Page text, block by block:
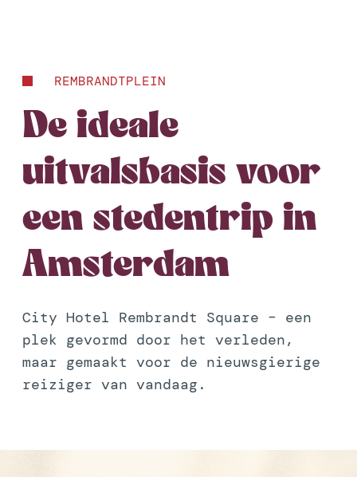
REMBRANDTPLEIN
De ideale
uitvalsbasis voor
een stedentrip in
Amsterdam
City Hotel Rembrandt Square – een
plek gevormd door het verleden,
maar gemaakt voor de nieuwsgierige
reiziger van vandaag.